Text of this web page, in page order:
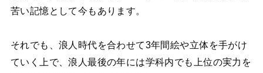
苦い記憶として今もあります。
それでも、浪人時代を合わせて3年間絵や立体を手がけ
ていく上で、浪人最後の年には学科内でも上位の実力を